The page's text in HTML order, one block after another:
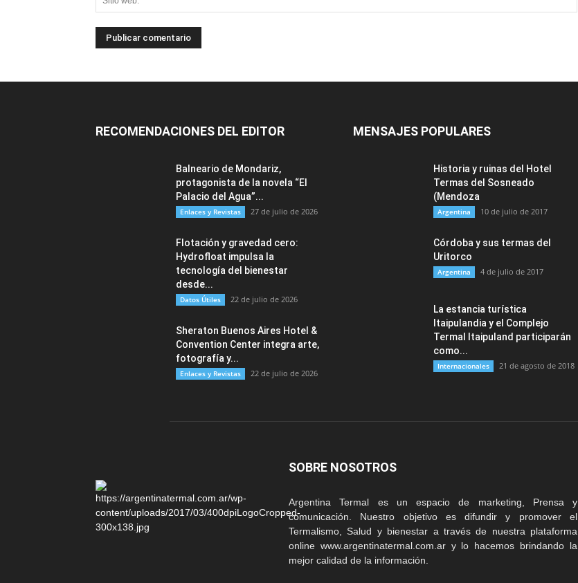
RECOMENDACIONES DEL EDITOR
Balneario de Mondariz,
protagonista de la novela “El
Palacio del Agua”...
Enlaces y Revistas 27 de julio de 2026
Flotación y gravedad cero:
Hydrofloat impulsa la
tecnología del bienestar
desde...
Datos Útiles 22 de julio de 2026
Sheraton Buenos Aires Hotel &
Convention Center integra arte,
fotografía y...
Enlaces y Revistas 22 de julio de 2026
MENSAJES POPULARES
Historia y ruinas del Hotel
Termas del Sosneado
(Mendoza
Argentina 10 de julio de 2017
Córdoba y sus termas del
Uritorco
Argentina 4 de julio de 2017
La estancia turística
Itaipulandia y el Complejo
Termal Itaipuland participarán
como...
Internacionales 21 de agosto de 2018
SOBRE NOSOTROS
Argentina Termal es un espacio de marketing, Prensa y
comunicación. Nuestro objetivo es difundir y promover el
Termalismo, Salud y bienestar a través de nuestra plataforma
online www.argentinatermal.com.ar y lo hacemos brindando la
mejor calidad de la información.